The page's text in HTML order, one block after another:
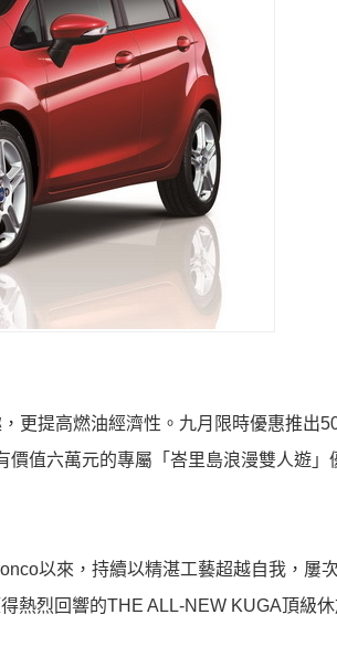
更提高燃油經濟性。九月限時優惠推出
值六萬元的專屬「峇里島浪漫雙人遊」
以來，持續以精湛工藝超越自我，屢
熱烈回響的THE ALL-NEW KUGA頂級